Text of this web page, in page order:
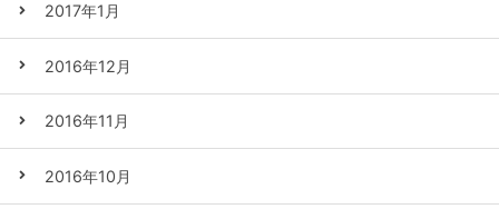
2017年1月
2016年12月
2016年11月
2016年10月